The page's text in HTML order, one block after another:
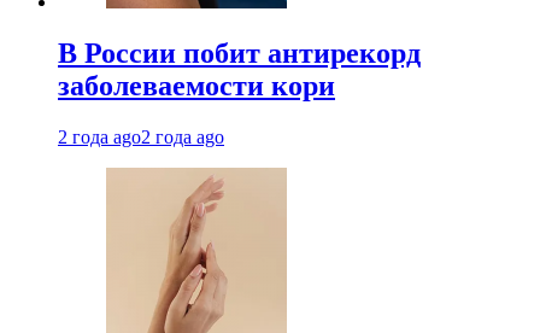
В России побит антирекорд
заболеваемости кори
2 года ago2 года ago